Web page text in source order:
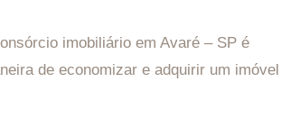
imobiliário em Avaré – SP é
de economizar e adquirir um imóvel